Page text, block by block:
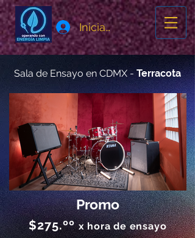
Iniciar sesión
Sala de Ensayo en CDMX -Terracota
Promo
$275.ººx hora de ensayo